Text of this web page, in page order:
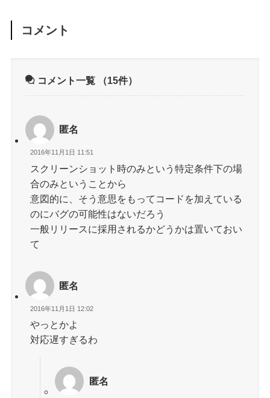
コメント
コメント一覧 （15件）
匿名
2016年11月1日 11:51
スクリーンショット時のみという特定条件下の場
合のみということから
意図的に、そう意思をもってコードを加えている
のにバグの可能性はないだろう
一般リリースに採用されるかどうかは置いておい
て
匿名
2016年11月1日 12:02
やっとかよ
対応遅すぎるわ
匿名